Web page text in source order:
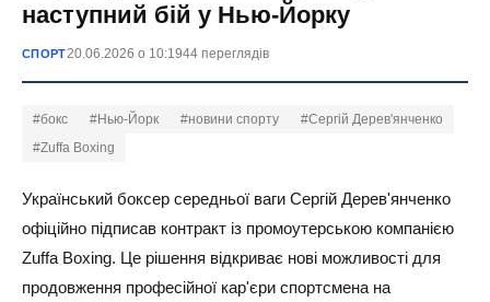
наступний бій у Нью-Йорку
СПОРТ20.06.2026 о 10:1944 переглядів
#бокс #Нью-Йорк #новини спорту
#Сергій Дерев'янченко
#Zuffa Boxing
Український боксер середньої ваги Сергій Дерев'янченко
офіційно підписав контракт із промоутерською компанією
Zuffa Boxing. Це рішення відкриває нові можливості для
продовження професійної кар'єри спортсмена на